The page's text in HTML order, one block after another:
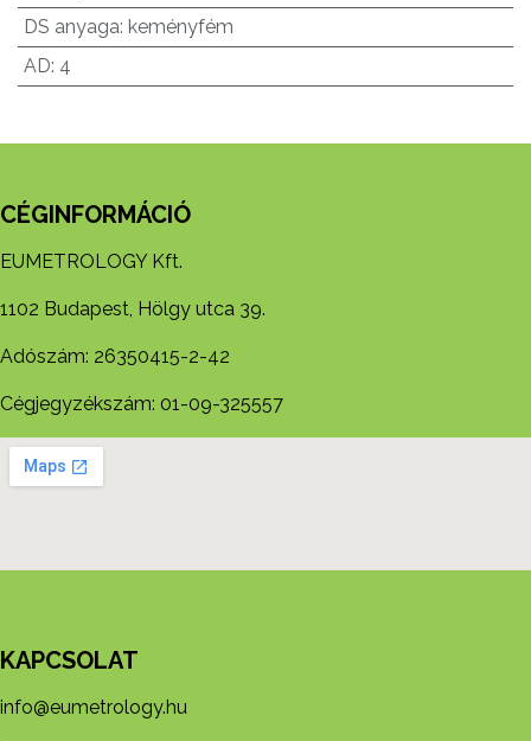
DS anyaga: keményfém
AD: 4
CÉGINFORMÁCIÓ
EUMETROLOGY Kft.
1102 Budapest, Hölgy utca 39.
Adószám: 26350415-2-42
Cégjegyzékszám: 01-09-325557
KAPCSOLAT
info@eumetrology.hu